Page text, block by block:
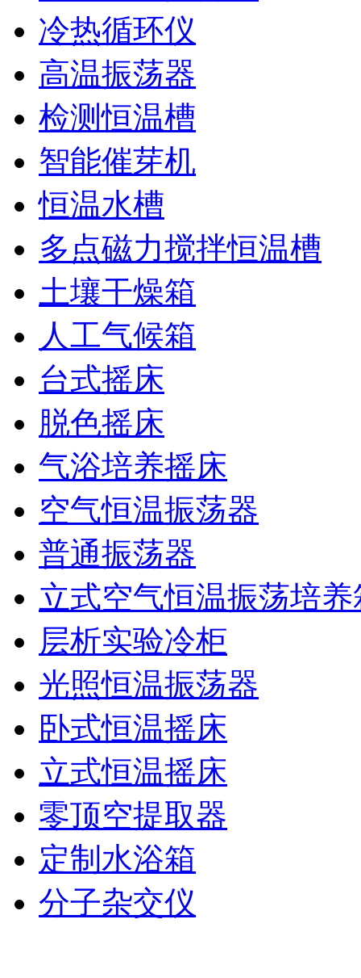
冷热循环仪
高温振荡器
检测恒温槽
智能催芽机
恒温水槽
多点磁力搅拌恒温槽
土壤干燥箱
人工气候箱
台式摇床
脱色摇床
气浴培养摇床
空气恒温振荡器
普通振荡器
立式空气恒温振荡培养
层析实验冷柜
光照恒温振荡器
卧式恒温摇床
立式恒温摇床
零顶空提取器
定制水浴箱
分子杂交仪